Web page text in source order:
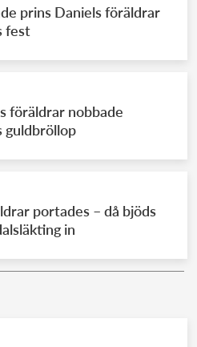
kungahuset
kungahuset
storhertighuset
kejsarhuset
kungahuset
kungahuset
prins Daniels föräldrar
fest
föräldrar nobbade
guldbröllop
portades – då bjöds
in